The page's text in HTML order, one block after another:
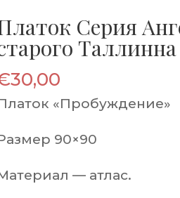
Серия
Таллинна
30,00
«Пробуждение»
90×90
— атлас.